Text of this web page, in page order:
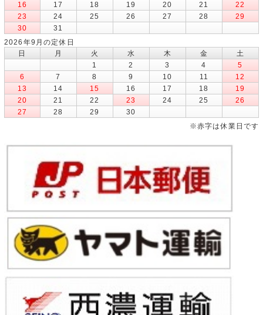
16
17 18 19 20 21
22
23
24 25 26 27 28
29
30
31
2026年9月の定休日
日
月 火 水 木 金
土
1
2 3 4
5
6
7 8 9 10 11
12
13
14 15 16 17 18
19
20
21 22 23 24 25
26
27
28 29
30
※赤字は休業日です